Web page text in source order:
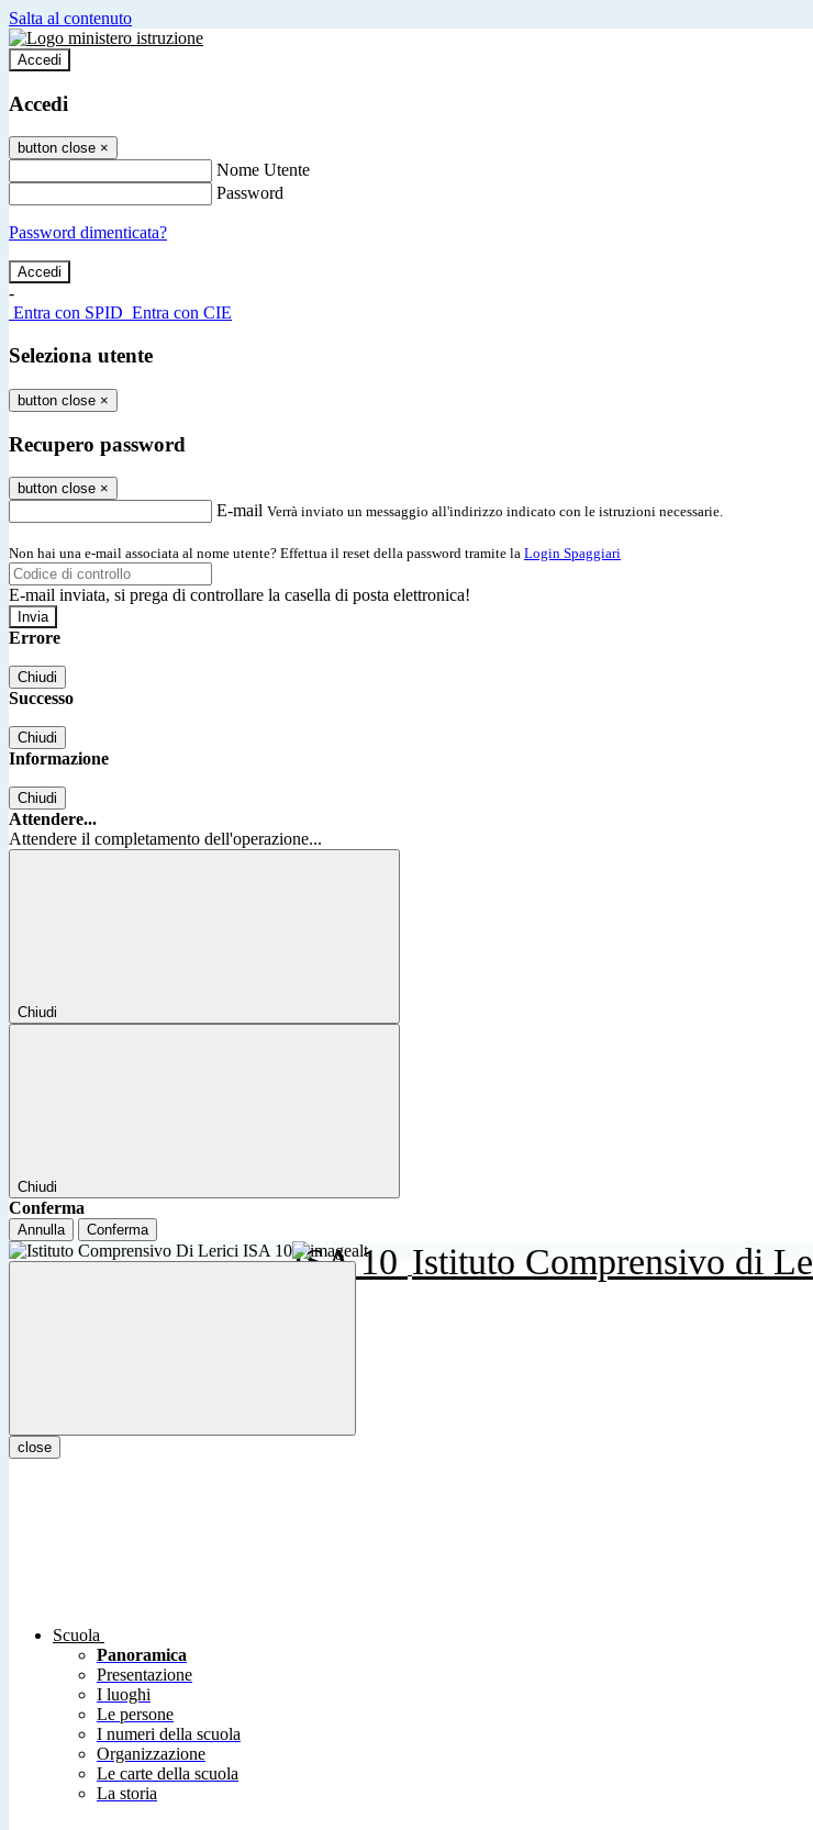
Salta al contenuto
Accedi
Accedi
button close ×
Nome Utente
Password
Password dimenticata?
-
Entra con SPID Entra con CIE
Seleziona utente
button close ×
Recupero password
button close ×
E-mail Verrà inviato un messaggio all'indirizzo indicato con le istruzioni necessarie.
Non hai una e-mail associata al nome utente? Effettua il reset della password tramite la Login Spaggiari
E-mail inviata, si prega di controllare la casella di posta elettronica!
Errore
Chiudi
Successo
Chiudi
Informazione
Chiudi
Attendere...
Attendere il completamento dell'operazione...
Chiudi
Chiudi
Conferma
Annulla Conferma
ISA 10 Istituto Comprensivo di
close
Scuola
Panoramica
Presentazione
I luoghi
Le persone
I numeri della scuola
Organizzazione
Le carte della scuola
La storia